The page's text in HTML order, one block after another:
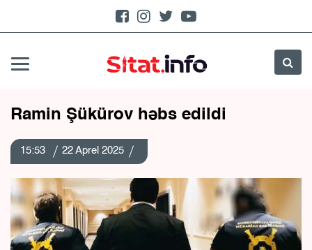
Ramin Şükürov həbs edildi
15:53 22 Aprel 2025